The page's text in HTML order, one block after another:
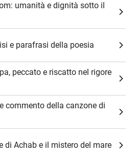
umanità e dignità sotto il
e parafrasi della poesia
peccato e riscatto nel rigore
commento della canzone di
di Achab e il mistero del mare